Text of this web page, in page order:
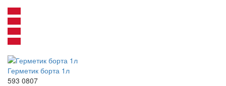
Герметик борта 1л
593 0807